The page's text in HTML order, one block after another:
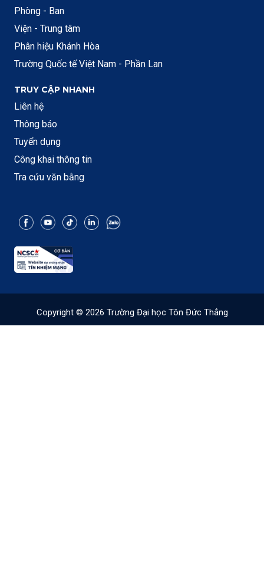
Phòng - Ban
Viện - Trung tâm
Phân hiệu Khánh Hòa
Trường Quốc tế Việt Nam - Phần Lan
TRUY CẬP NHANH
Liên hệ
Thông báo
Tuyển dụng
Công khai thông tin
Tra cứu văn bằng
Copyright © 2026 Trường Đại học Tôn Đức Thắng